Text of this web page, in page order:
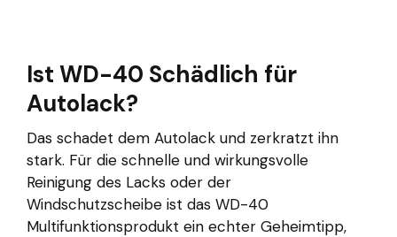
Ist WD-40 Schädlich für
Autolack?
Das schadet dem Autolack und zerkratzt ihn
stark. Für die schnelle und wirkungsvolle
Reinigung des Lacks oder der
Windschutzscheibe ist das WD-40
Multifunktionsprodukt ein echter Geheimtipp,